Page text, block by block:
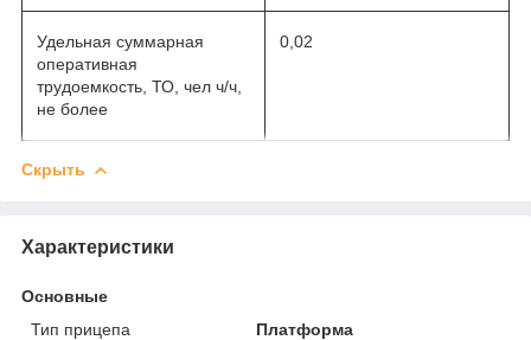
Удельная суммарная
оперативная
трудоемкость, ТО, чел ч/ч,
не более
0,02
Скрыть
Характеристики
Основные
Тип прицепа
Платформа